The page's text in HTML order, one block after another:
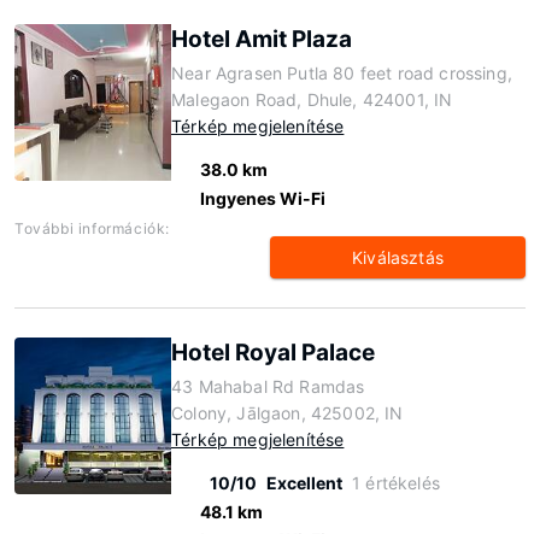
Hotel Amit Plaza
Near Agrasen Putla 80 feet road crossing,
Malegaon Road, Dhule, 424001, IN
Térkép megjelenítése
38.0 km
Ingyenes Wi-Fi
További információk:
Kiválasztás
Hotel Royal Palace
43 Mahabal Rd Ramdas
Colony, Jālgaon, 425002, IN
Térkép megjelenítése
10/10 Excellent 1 értékelés
48.1 km